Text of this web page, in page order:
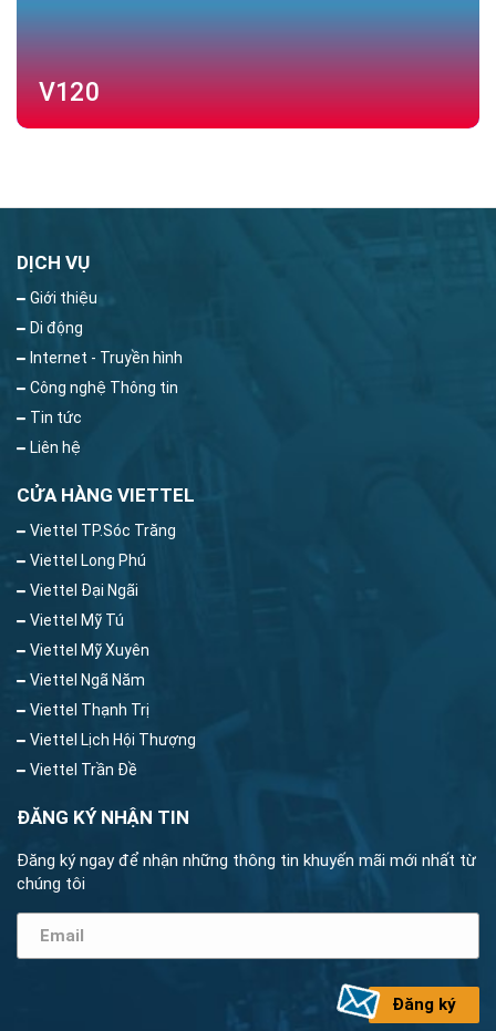
V120
DỊCH VỤ
Giới thiệu
Di động
Internet - Truyền hình
Công nghệ Thông tin
Tin tức
Liên hệ
CỬA HÀNG VIETTEL
Viettel TP.Sóc Trăng
Viettel Long Phú
Viettel Đại Ngãi
Viettel Mỹ Tú
Viettel Mỹ Xuyên
Viettel Ngã Năm
Viettel Thạnh Trị
Viettel Lịch Hội Thượng
Viettel Trần Đề
ĐĂNG KÝ NHẬN TIN
Đăng ký ngay để nhận những thông tin khuyến mãi mới nhất từ
chúng tôi
Đăng ký